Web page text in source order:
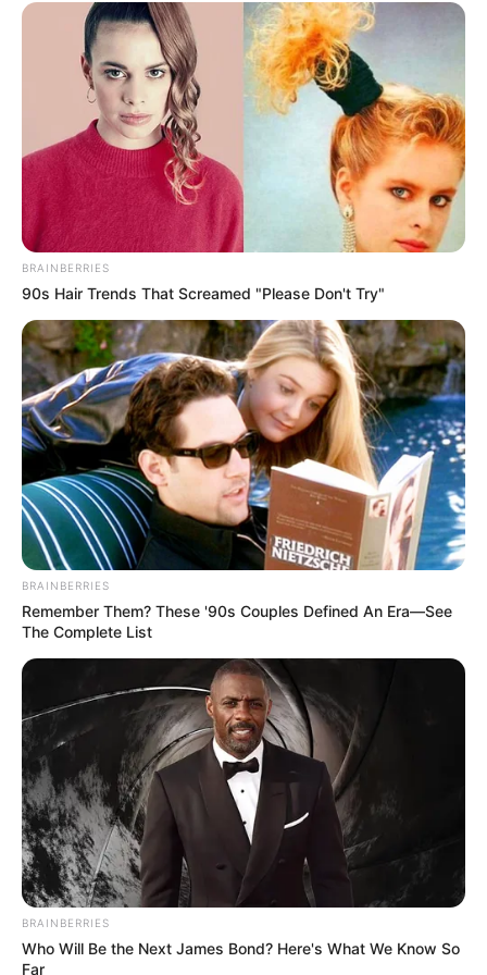
ΔΗΜΟΦΙΛΗ ΑΡΘΡΑ
BRICS: Η Ρωσία Και Η Ινδία Δεν
BRAINBERRIES
90s Hair Trends That Screamed "Please Don't Try"
BRAINBERRIES
Remember Them? These '90s Couples Defined An Era—See
The Complete List
BRAINBERRIES
Who Will Be the Next James Bond? Here's What We Know So
Far